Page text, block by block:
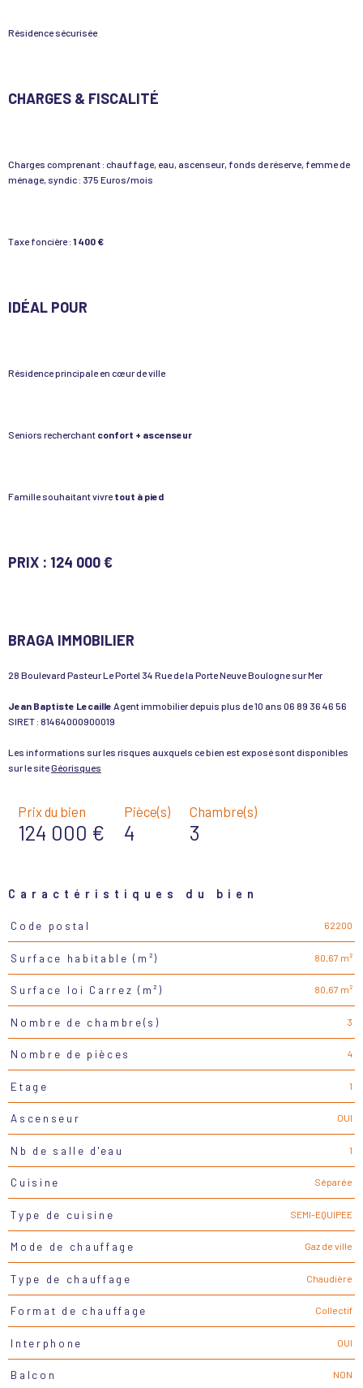
Résidence sécurisée
CHARGES & FISCALITÉ
Charges comprenant : chauffage, eau, ascenseur, fonds de réserve, femme de
ménage, syndic : 375 Euros/mois
Taxe foncière : 1 400 €
IDÉAL POUR
Résidence principale en cœur de ville
Seniors recherchant confort + ascenseur
Famille souhaitant vivretout à pied
PRIX : 124 000 €
BRAGA IMMOBILIER
28 Boulevard Pasteur Le Portel 34 Rue de la Porte Neuve Boulognesur Mer
Jean Baptiste Lecaille Agent immobilier depuis plus de 10 ans 06 89 36 46 56
SIRET : 81464000900019
Les informations sur les risques auxquels ce bien est exposé sont disponibles
sur le siteGéorisques
Prix du bien
124 000 €
Pièce(s)
4
Chambre(s)
3
Caractéristiques du bien
Caractéristiques
Code postal 62200
Surface habitable (m²) 80,67 m²
Surface loi Carrez (m²) 80,67 m²
Nombre de chambre(s) 3
Nombre de pièces 4
Etage 1
Ascenseur OUI
Nb de salle d'eau 1
Cuisine Séparée
Type de cuisine SEMI-EQUIPEE
Mode de chauffage Gaz de ville
Type de chauffage Chaudière
Format de chauffage Collectif
Interphone OUI
Balcon NON